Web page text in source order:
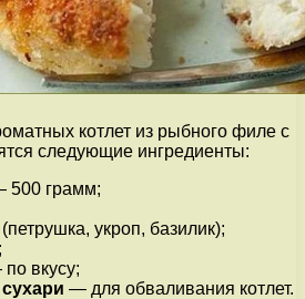
котлет из рыбного филе с
следующие ингредиенты:
500 грамм;
укроп, базилик);
вкусу;
— для обваливания котлет.